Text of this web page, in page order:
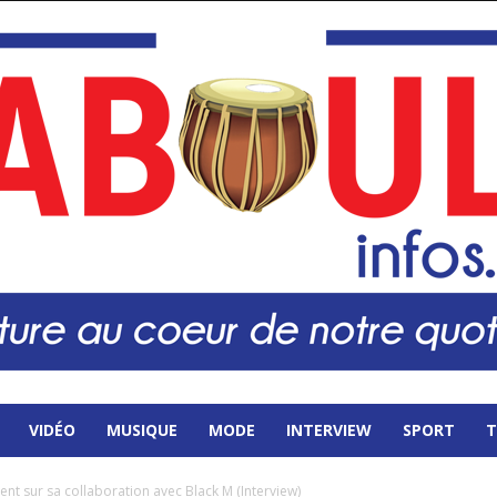
VIDÉO MUSIQUE MODE INTERVIEW SPORT
sur sa collaboration avec Black M (Interview)